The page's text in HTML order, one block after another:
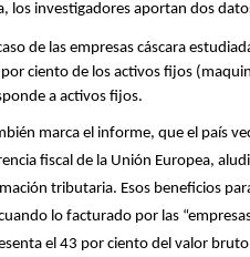
los investigadores aportan dos
de las empresas cáscara
por ciento de los activos fijos
a activos fijos.
marca el informe, que el país
fiscal de la Unión Europea,
tributaria. Esos beneficios
lo facturado por las
el 43 por ciento del valor